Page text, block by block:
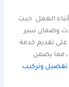
أثناء العمل. حيث
وضمان سير
تقديم خدمة
مما يضمن
تفصيل وتركيب